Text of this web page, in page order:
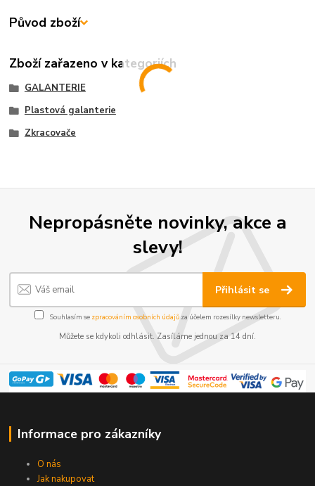
Původ zboží
Zboží zařazeno v kategoriích
GALANTERIE
Plastová galanterie
Zkracovače
Nepropásněte novinky, akce a
slevy!
Přihlásit se
Souhlasím se zpracováním osobních údajůza účelem rozesílky newsletteru.
Můžete se kdykoli odhlásit. Zasíláme jednou za 14 dní.
Informace pro zákazníky
O nás
Jak nakupovat